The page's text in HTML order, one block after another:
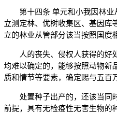
第十四条 单元和小我因林业
立测定林、优树收集区、基因库
立的林业从管部分该当按照国度
人的丧失、侵权人获得的好
均难以确定的，能够按照动物新
质和情节等要素，确定赐与五百
处置种子出产的，还该当同
前提，具有无检疫性无害生物的